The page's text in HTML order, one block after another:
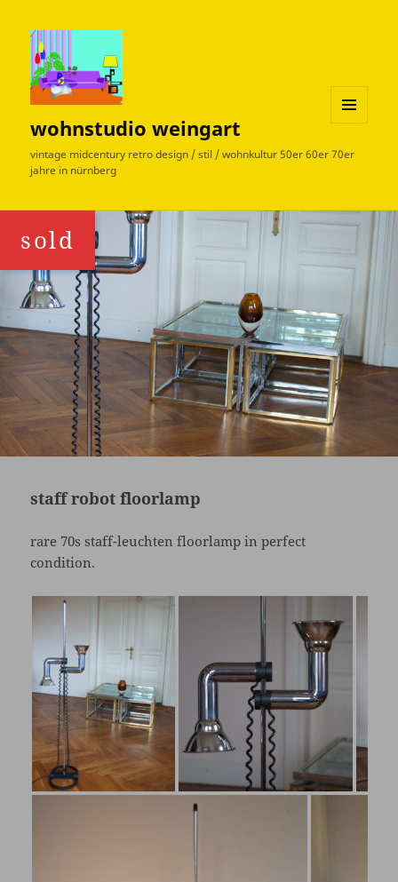
wohnstudio weingart
vintage midcentury retro design / stil / wohnkultur 50er 60er 70er
jahre in nürnberg
WIDGETS
staff robot floorlamp
rare 70s staff-leuchten floorlamp in perfect
condition.